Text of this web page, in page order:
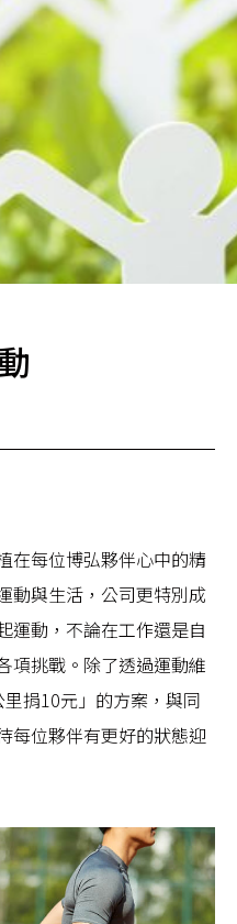
在每位博弘夥伴心中的精
動與生活，公司更特別成
運動，不論在工作還是自
項挑戰。除了透過運動維
捐10元」的方案，與同
每位夥伴有更好的狀態迎